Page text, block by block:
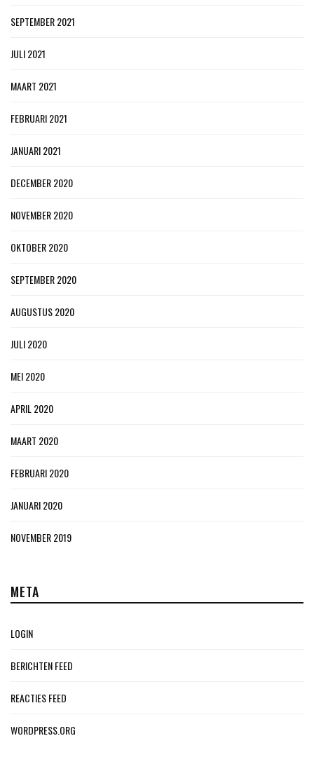
SEPTEMBER 2021
JULI 2021
MAART 2021
FEBRUARI 2021
JANUARI 2021
DECEMBER 2020
NOVEMBER 2020
OKTOBER 2020
SEPTEMBER 2020
AUGUSTUS 2020
JULI 2020
MEI 2020
APRIL 2020
MAART 2020
FEBRUARI 2020
JANUARI 2020
NOVEMBER 2019
META
LOGIN
BERICHTEN FEED
REACTIES FEED
WORDPRESS.ORG